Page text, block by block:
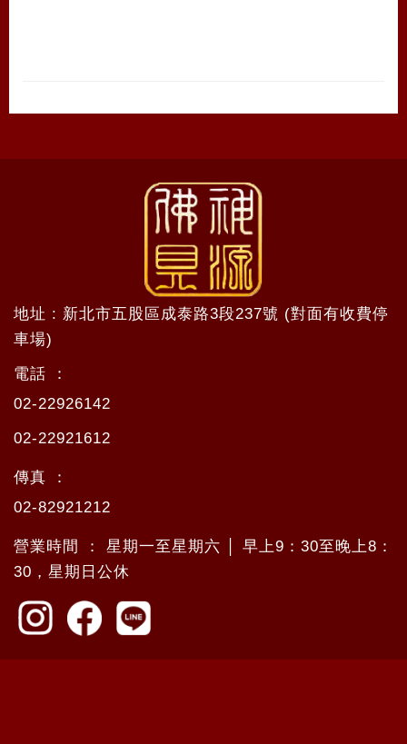
地址 : 新北市五股區成泰路3段237號 (對面有收費停
車場)
電話 ：
02-22926142
02-22921612
傳真 ：
02-82921212
營業時間 ： 星期一至星期六 │ 早上9：30至晚上8：
30，星期日公休